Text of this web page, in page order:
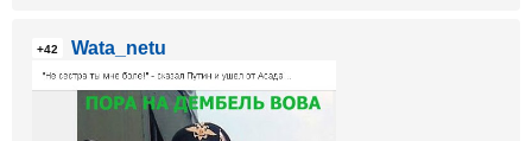
+42 Wata_netu